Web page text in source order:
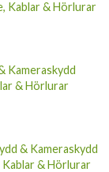
Kablar & Hörlurar
Kameraskydd
& Hörlurar
& Kameraskydd
& Hörlurar